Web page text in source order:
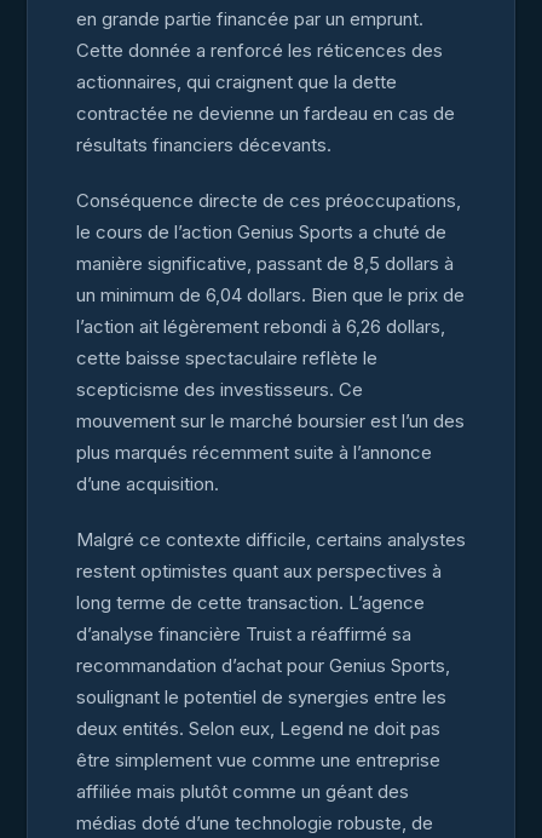
en grande partie financée par un emprunt.
Cette donnée a renforcé les réticences des
actionnaires, qui craignent que la dette
contractée ne devienne un fardeau en cas de
résultats financiers décevants.
Conséquence directe de ces préoccupations,
le cours de l’action Genius Sports a chuté de
manière significative, passant de 8,5 dollars à
un minimum de 6,04 dollars. Bien que le prix de
l’action ait légèrement rebondi à 6,26 dollars,
cette baisse spectaculaire reflète le
scepticisme des investisseurs. Ce
mouvement sur le marché boursier est l’un des
plus marqués récemment suite à l’annonce
d’une acquisition.
Malgré ce contexte difficile, certains analystes
restent optimistes quant aux perspectives à
long terme de cette transaction. L’agence
d’analyse financière Truist a réaffirmé sa
recommandation d’achat pour Genius Sports,
soulignant le potentiel de synergies entre les
deux entités. Selon eux, Legend ne doit pas
être simplement vue comme une entreprise
affiliée mais plutôt comme un géant des
médias doté d’une technologie robuste, de